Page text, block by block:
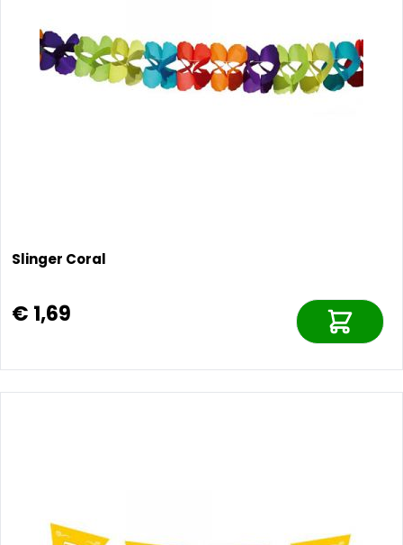
Slinger Coral
€ 1,69